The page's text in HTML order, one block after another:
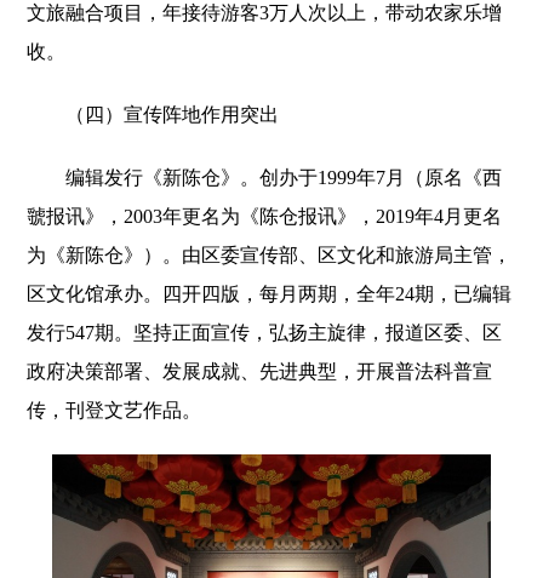
文旅融合项目，年接待游客3万人次以上，带动农家乐增
收。
（四）宣传阵地作用突出
编辑发行《新陈仓》。创办于1999年7月（原名《西
虢报讯》，2003年更名为《陈仓报讯》，2019年4月更名
为《新陈仓》）。由区委宣传部、区文化和旅游局主管，
区文化馆承办。四开四版，每月两期，全年24期，已编辑
发行547期。坚持正面宣传，弘扬主旋律，报道区委、区
政府决策部署、发展成就、先进典型，开展普法科普宣
传，刊登文艺作品。